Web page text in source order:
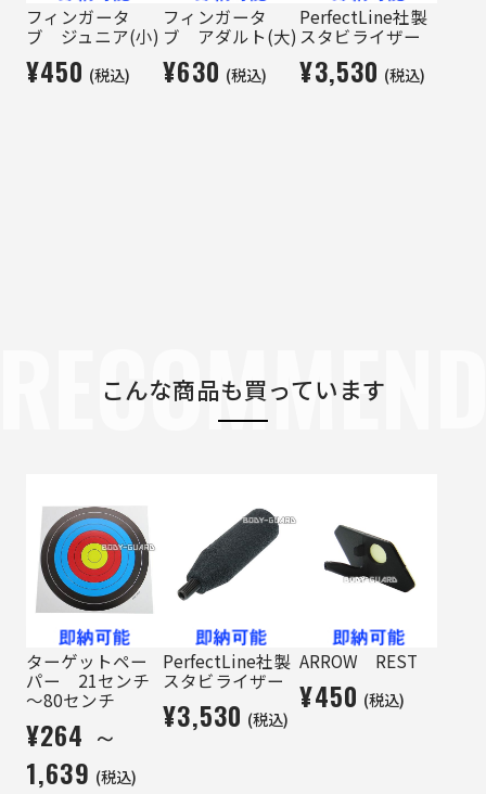
フィンガータ
ブ ジュニア(小)
¥450 (税込)
フィンガータ
ブ アダルト(大)
¥630 (税込)
PerfectLine社製
スタビライザー
¥3,530 (税込)
こんな商品も買っています
ターゲットペー
パー 21センチ
～80センチ
¥264 ～
1,639 (税込)
PerfectLine社製
スタビライザー
¥3,530 (税込)
ARROW REST
¥450 (税込)